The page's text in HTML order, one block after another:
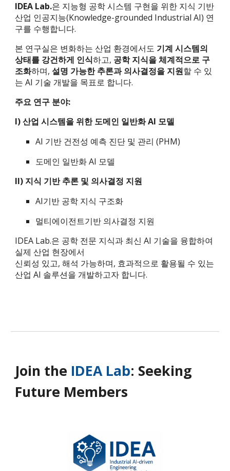
IDEA Lab.은 지능형 공학 시스템 구현을 위한 지식 기반
산업 인공지능(Knowledge-grounded Industrial AI) 연
구를 수행합니다.
본 연구실은 변화하는 산업 환경에서도 기계 시스템의
상태를 강건하게 인식하고, 공학 지식을 체계적으로 구
조화하며,설명 가능한 추론과 의사결정을 지원할 수 있
는 AI 기술 개발을 목표로 합니다.
주요 연구 분야:
I) 산업 시스템을 위한 도메인 일반화 AI 모델
AI 기반 건전성 예측 진단 및 관리 (PHM)
도메인 일반화 AI 모델
II) 지식 기반 추론 및 의사결정 지원
AI기반 공학 지식 구조화
멀티에이전트기반 의사결정 지원
IDEA Lab.은 공학 전문 지식과 최신 AI 기술을 융합하여
실제 산업 현장에서
신뢰성 있고, 해석 가능하며, 효과적으로 활용될 수 있는
산업 AI 솔루션을 개발하고자 합니다.
Join the IDEA Lab: Seeking
Future Members